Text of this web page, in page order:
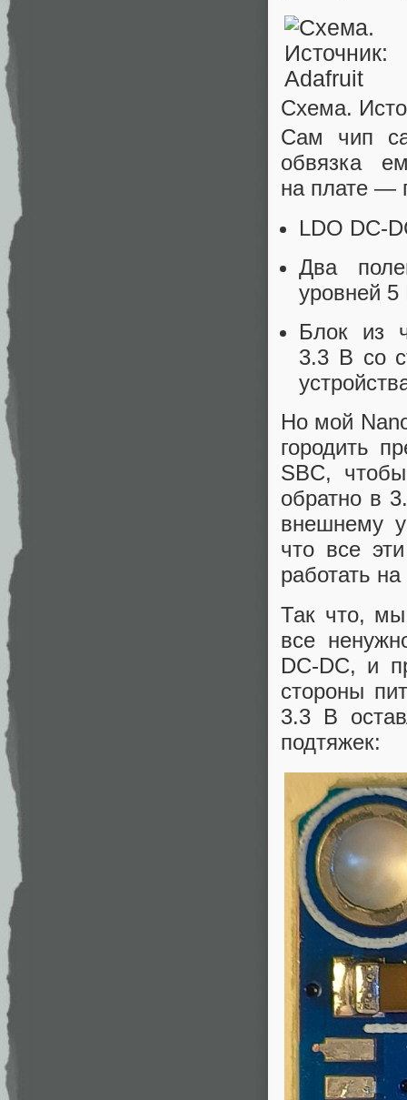
Схема.
Сам чип
обвязка
на плате —
LDO
Два
уровней
Блок из
3.3 В со
Но мой
городить
SBC,
обратно в
внешнему
что все
работать
Так что,
все
DC‑DC, и
стороны
3.3 В
подтяжек: